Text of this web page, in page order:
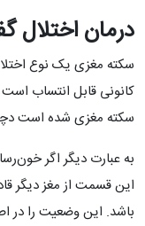
درمان اختلال
سکته مغزی یک نوع
کانونی قابل انتساب
سکته مغزی شده‌ است
به عبارت دیگر اگر
این قسمت از مغز دیگر
باشد. این وضعیت را در